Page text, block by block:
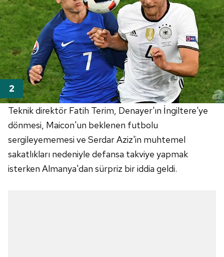
Teknik direktör Fatih Terim, Denayer'ın İngiltere'ye
dönmesi, Maicon'un beklenen futbolu
sergileyememesi ve Serdar Aziz'in muhtemel
sakatlıkları nedeniyle defansa takviye yapmak
isterken Almanya'dan sürpriz bir iddia geldi.